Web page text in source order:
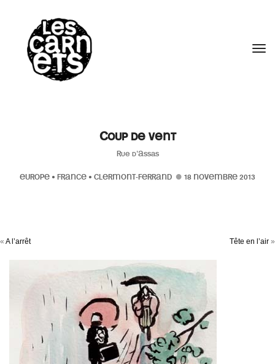
Coup de vent
Rue d'Assas
EUROPE • FRANCE • CLERMONT-FERRAND 18 NOVEMBRE 2013
« A l’arrêt Tête en l’air »